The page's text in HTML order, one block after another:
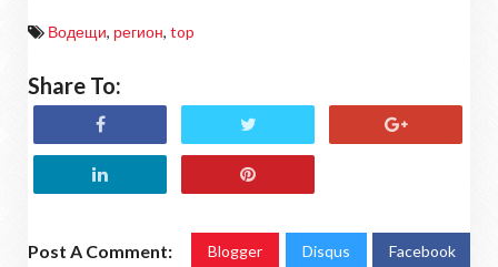
Водещи, регион, top
Share To:
Post A Comment: Blogger Disqus Facebook